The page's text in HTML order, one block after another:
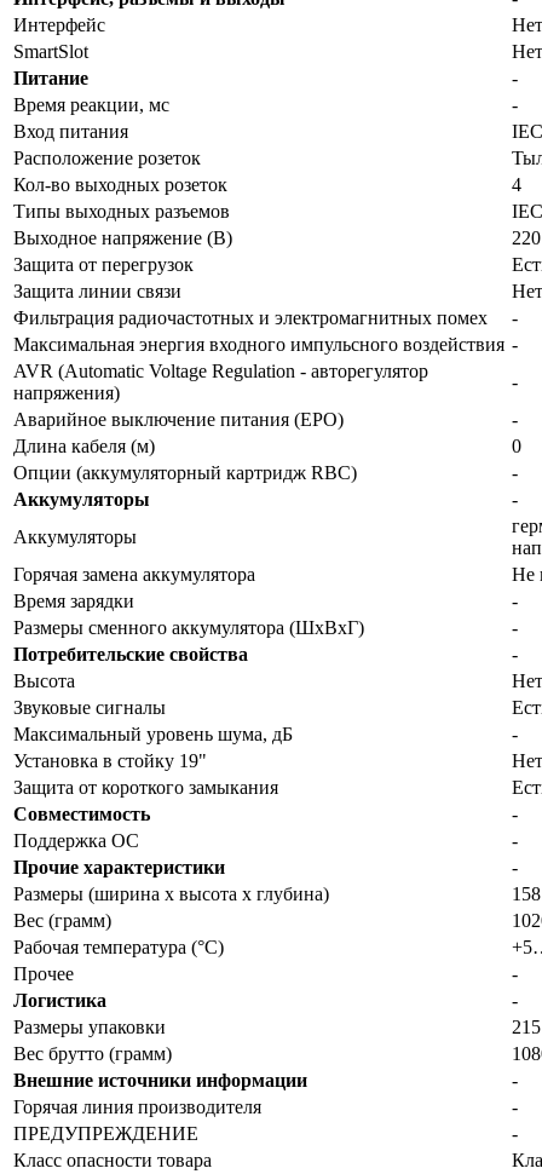
Интерфейс
Нет
SmartSlot
Нет
Питание
-
Время реакции, мс
-
Вход питания
Расположение розеток
Кол-во выходных розеток
4
Типы выходных разъемов
Выходное напряжение (В)
220
Защита от перегрузок
Защита линии связи
Нет
Фильтрация радиочастотных и электромагнитных помех
-
Максимальная энергия входного импульсного воздействия -
AVR (Automatic Voltage Regulation - авторегулятор
напряжения)
-
Аварийное выключение питания (EPO)
-
Длина кабеля (м)
0
Опции (аккумуляторный картридж RBC)
-
Аккумуляторы
-
Аккумуляторы
Горячая замена аккумулятора
Не
Время зарядки
-
Размеры сменного аккумулятора (ШхВхГ)
-
Потребительские свойства
-
Высота
Нет
Звуковые сигналы
Максимальный уровень шума, дБ
-
Установка в стойку 19"
Нет
Защита от короткого замыкания
Совместимость
-
Поддержка ОС
-
Прочие характеристики
-
Размеры (ширина x высота x глубина)
Вес (грамм)
Рабочая температура (°C)
Прочее
-
Логистика
-
Размеры упаковки
Вес брутто (грамм)
Внешние источники информации
-
Горячая линия производителя
-
ПРЕДУПРЕЖДЕНИЕ
-
Класс опасности товара